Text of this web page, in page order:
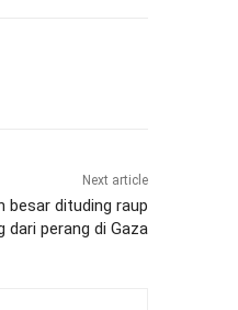
Next article
besar dituding raup
dari perang di Gaza